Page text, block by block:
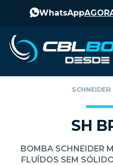
WhatsApp
SCHNEIDER
SH
BOMBA SCHNEIDER
FLUÍDOS SEM